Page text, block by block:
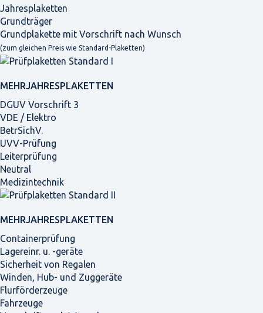
Jahresplaketten
Grundträger
Grundplakette mit Vorschrift nach Wunsch
(zum gleichen Preis wie Standard-Plaketten)
MEHRJAHRES­PLAKETTEN
DGUV Vorschrift 3
VDE / Elektro
BetrSichV.
UVV-Prüfung
Leiterprüfung
Neutral
Medizintechnik
MEHRJAHRES­PLAKETTEN
Containerprüfung
Lagereinr. u. -geräte
Sicherheit von Regalen
Winden, Hub- und Zuggeräte
Flurförderzeuge
Fahrzeuge